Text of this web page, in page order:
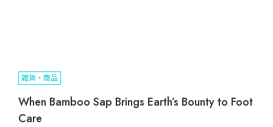
雑貨・商品
When Bamboo Sap Brings Earth’s Bounty to Foot
Care